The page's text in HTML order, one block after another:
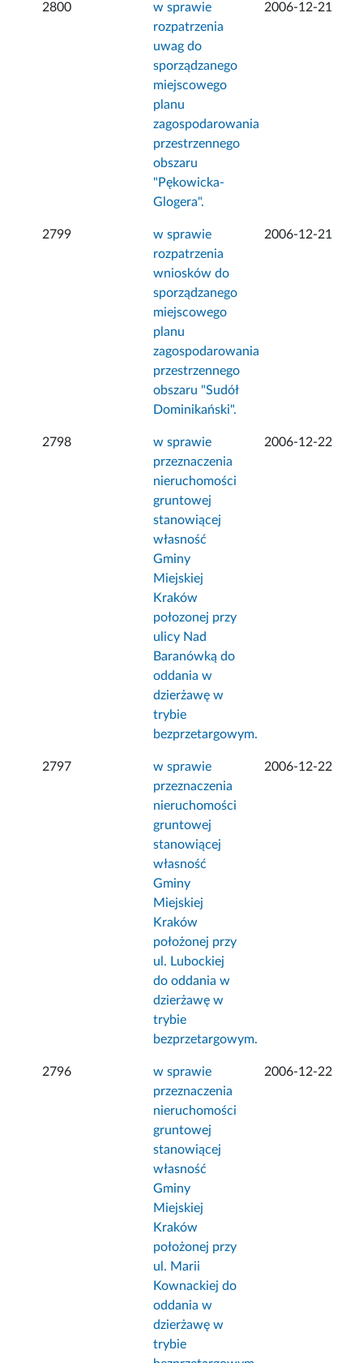
2800
w sprawie
rozpatrzenia
uwag do
sporządzanego
miejscowego
planu
zagospodarowania
przestrzennego
obszaru
"Pękowicka-
Glogera".
2006-12-21
2799
w sprawie
rozpatrzenia
wniosków do
sporządzanego
miejscowego
planu
zagospodarowania
przestrzennego
obszaru "Sudół
Dominikański".
2006-12-21
2798
w sprawie
przeznaczenia
nieruchomości
gruntowej
stanowiącej
własność
Gminy
Miejskiej
Kraków
połozonej przy
ulicy Nad
Baranówką do
oddania w
dzierżawę w
trybie
bezprzetargowym.
2006-12-22
2797
w sprawie
przeznaczenia
nieruchomości
gruntowej
stanowiącej
własność
Gminy
Miejskiej
Kraków
położonej przy
ul. Lubockiej
do oddania w
dzierżawę w
trybie
bezprzetargowym.
2006-12-22
2796
w sprawie
przeznaczenia
nieruchomości
gruntowej
stanowiącej
własność
Gminy
Miejskiej
Kraków
położonej przy
ul. Marii
Kownackiej do
oddania w
dzierżawę w
trybie
2006-12-22